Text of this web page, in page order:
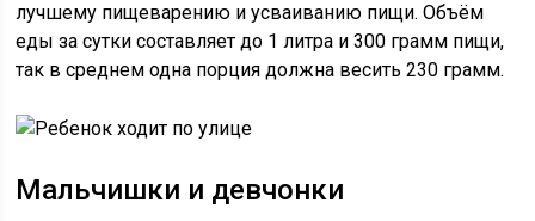
лучшему пищеварению и усваиванию пищи. Объём
еды за сутки составляет до 1 литра и 300 грамм пищи,
так в среднем одна порция должна весить 230 грамм.
Мальчишки и девчонки